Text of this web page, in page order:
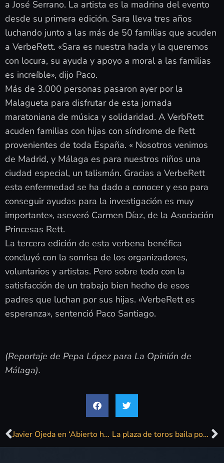
a José Serrano. La artista es la madrina del evento
desde su primera edición. Sara lleva tres años
luchando junto a las más de 50 familias que acuden
a VerbeRett. «Sara es nuestra hada y la queremos
con locura, su ayuda y apoyo a moral a las familias
es increíble», dijo Paco.
Más de 3.000 personas pasaron ayer por la
Malagueta para disfrutar de esta jornada
maratoniana de música y solidaridad. A VerbRett
acuden familias con hijas con síndrome de Rett
provenientes de toda España. « Nosotros venimos
de Madrid, y Málaga es para nuestros niños una
ciudad especial, un talismán. Gracias a VerbeRett
esta enfermedad se ha dado a conocer y eso para
conseguir ayudas para la investigación es muy
importante», aseveró Carmen Díaz, de la Asociación
Princesas Rett.
La tercera edición de esta verbena benéfica
concluyó con la sonrisa de los organizadores,
voluntarios y artistas. Pero sobre todo con la
satisfacción de un trabajo bien hecho de esos
padres que luchan por sus hijas. «VerbeRett es
esperanza», sentenció Paco Santiago.
(Reportaje de Pepa López para La Opinión de
Málaga).
Javier Ojeda en ‘Abierto hasta las 2’: «Hora de empezar» La plaza de toros baila por una buena causa